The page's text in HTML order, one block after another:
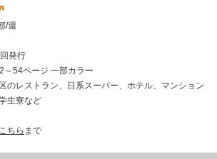
/週
発行
54ページ 一部カラー
のレストラン、日系スーパー、ホテル、マンション
生寮など
こちら まで